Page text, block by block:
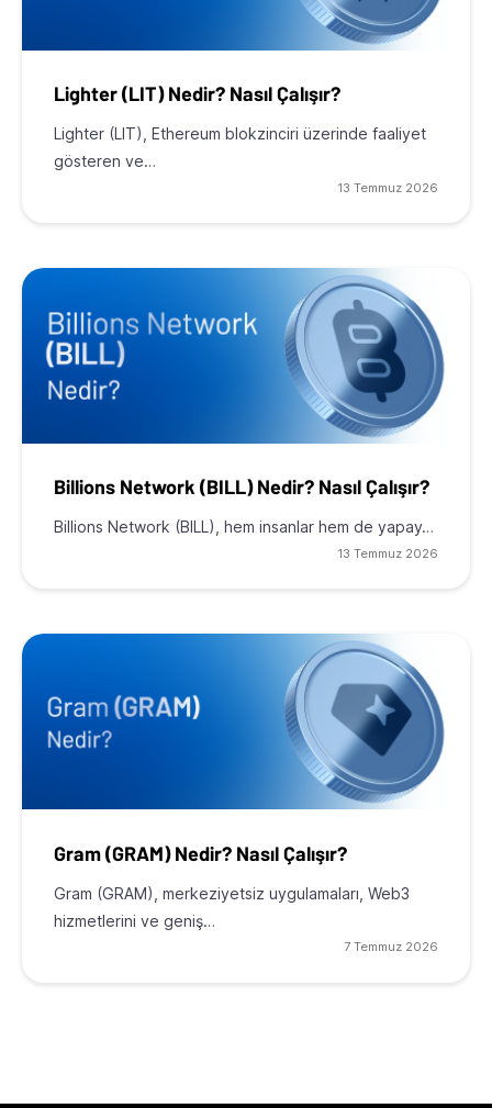
Lighter (LIT) Nedir? Nasıl Çalışır?
Lighter (LIT), Ethereum blokzinciri üzerinde faaliyet
gösteren ve…
13 Temmuz 2026
Billions Network (BILL) Nedir? Nasıl Çalışır?
Billions Network (BILL), hem insanlar hem de yapay…
13 Temmuz 2026
Gram (GRAM) Nedir? Nasıl Çalışır?
Gram (GRAM), merkeziyetsiz uygulamaları, Web3
hizmetlerini ve geniş…
7 Temmuz 2026